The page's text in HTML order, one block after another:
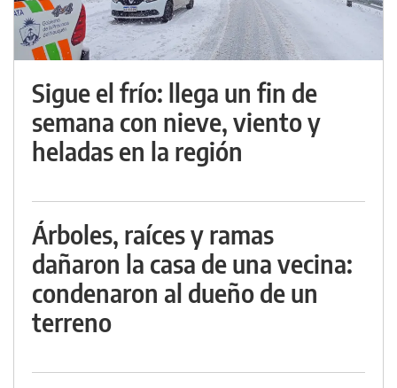
Sigue el frío: llega un fin de
semana con nieve, viento y
heladas en la región
Árboles, raíces y ramas
dañaron la casa de una vecina:
condenaron al dueño de un
terreno